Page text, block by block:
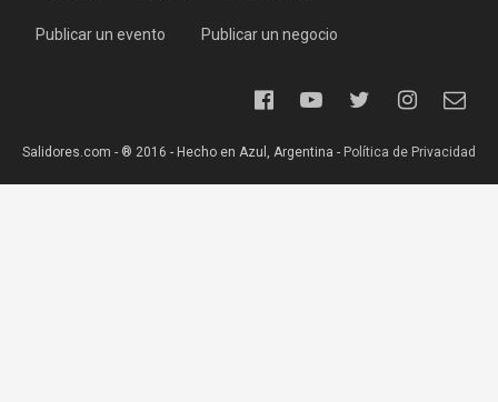
Publicar un evento Publicar un negocio
Salidores.com - ® 2016 - Hecho en Azul, Argentina - Política de Privacidad